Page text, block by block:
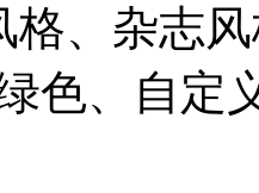
格、杂志
色、自定